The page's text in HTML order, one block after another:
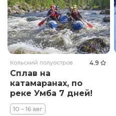
Кольский полуостров 4.9
Сплав на
катамаранах, по
реке Умба 7 дней!
10 – 16 авг